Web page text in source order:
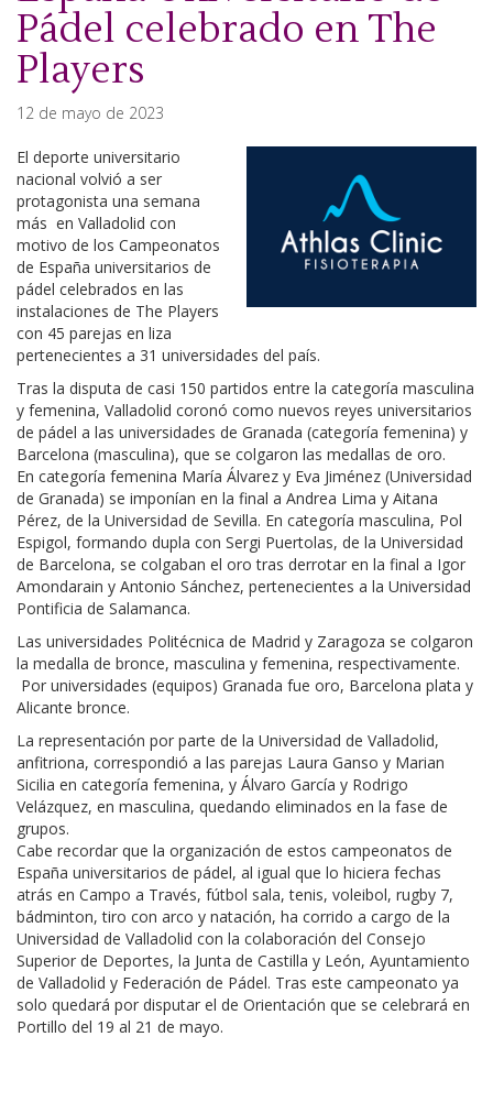
Pádel celebrado en The
Players
12 de mayo de 2023
El deporte universitario
nacional volvió a ser
protagonista una semana
más en Valladolid con
motivo de los Campeonatos
de España universitarios de
pádel celebrados en las
instalaciones de The Players
con 45 parejas en liza
pertenecientes a 31 universidades del país.
Tras la disputa de casi 150 partidos entre la categoría masculina
y femenina, Valladolid coronó como nuevos reyes universitarios
de pádel a las universidades de Granada (categoría femenina) y
Barcelona (masculina), que se colgaron las medallas de oro.
En categoría femenina María Álvarez y Eva Jiménez (Universidad
de Granada) se imponían en la final a Andrea Lima y Aitana
Pérez, de la Universidad de Sevilla. En categoría masculina, Pol
Espigol, formando dupla con Sergi Puertolas, de la Universidad
de Barcelona, se colgaban el oro tras derrotar en la final a Igor
Amondarain y Antonio Sánchez, pertenecientes a la Universidad
Pontificia de Salamanca.
Las universidades Politécnica de Madrid y Zaragoza se colgaron
la medalla de bronce, masculina y femenina, respectivamente.
Por universidades (equipos) Granada fue oro, Barcelona plata y
Alicante bronce.
La representación por parte de la Universidad de Valladolid,
anfitriona, correspondió a las parejas Laura Ganso y Marian
Sicilia en categoría femenina, y Álvaro García y Rodrigo
Velázquez, en masculina, quedando eliminados en la fase de
grupos.
Cabe recordar que la organización de estos campeonatos de
España universitarios de pádel, al igual que lo hiciera fechas
atrás en Campo a Través, fútbol sala, tenis, voleibol, rugby 7,
bádminton, tiro con arco y natación, ha corrido a cargo de la
Universidad de Valladolid con la colaboración del Consejo
Superior de Deportes, la Junta de Castilla y León, Ayuntamiento
de Valladolid y Federación de Pádel. Tras este campeonato ya
solo quedará por disputar el de Orientación que se celebrará en
Portillo del 19 al 21 de mayo.